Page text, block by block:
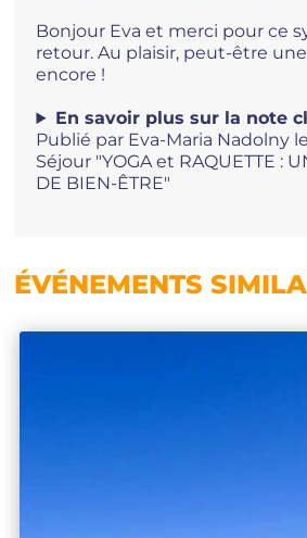
Bonjour Eva et merci pour ce
retour. Au plaisir, peut-être
encore !
En savoir plus sur la note
Publié par Eva-Maria Nadolny
Séjour "YOGA et RAQUETTE :
DE BIEN-ÊTRE"
5/5
ÉVÉNEMENTS